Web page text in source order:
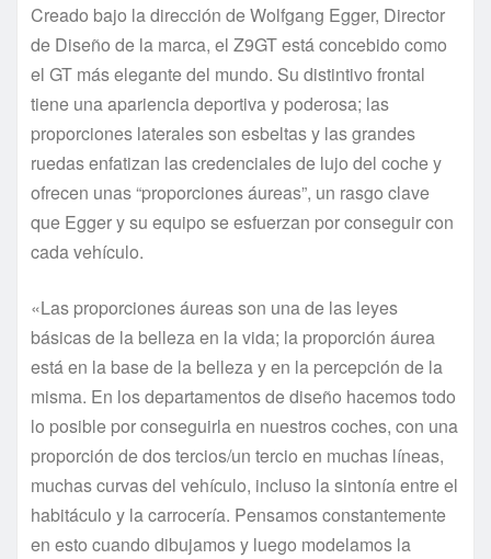
Creado bajo la dirección de Wolfgang Egger, Director
de Diseño de la marca, el Z9GT está concebido como
el GT más elegante del mundo. Su distintivo frontal
tiene una apariencia deportiva y poderosa; las
proporciones laterales son esbeltas y las grandes
ruedas enfatizan las credenciales de lujo del coche y
ofrecen unas “proporciones áureas”, un rasgo clave
que Egger y su equipo se esfuerzan por conseguir con
cada vehículo.
«Las proporciones áureas son una de las leyes
básicas de la belleza en la vida; la proporción áurea
está en la base de la belleza y en la percepción de la
misma. En los departamentos de diseño hacemos todo
lo posible por conseguirla en nuestros coches, con una
proporción de dos tercios/un tercio en muchas líneas,
muchas curvas del vehículo, incluso la sintonía entre el
habitáculo y la carrocería. Pensamos constantemente
en esto cuando dibujamos y luego modelamos la